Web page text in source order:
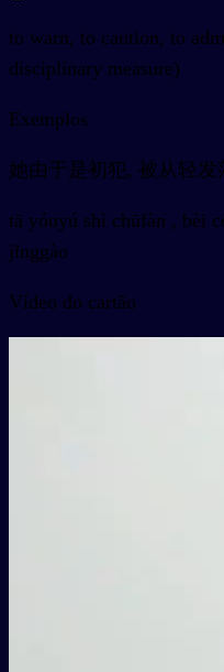
to warn, to caution, to
disciplinary measure)
Exemplos
她由于是初犯, 被从轻
tā yóuyú shì chūfàn , bèi
jǐnggào
Vídeo do cartão